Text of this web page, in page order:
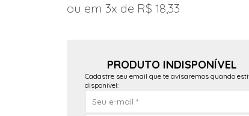
3x
R$ 18,33
PRODUTO INDISPONÍVEL
Cadastre seu email que te avisaremos quando
disponível: